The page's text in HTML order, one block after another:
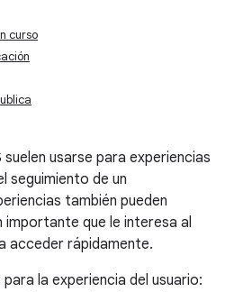
curso
usarse para experiencias
seguimiento de un
también pueden
que le interesa al
acceder rápidamente.
la experiencia del usuario: